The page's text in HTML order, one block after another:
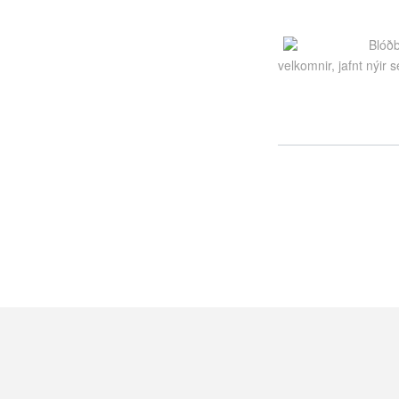
velkomnir, jafnt nýir